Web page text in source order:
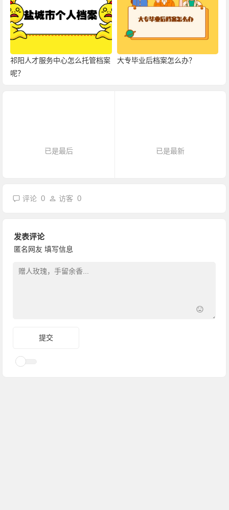
祁阳人才服务中心怎么托管档案
呢？
大专毕业后档案怎么办？
已是最后 已是最新
评论0 访客0
发表评论
匿名网友 填写信息